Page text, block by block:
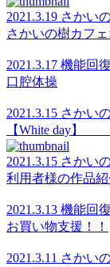
2021.3.19 さかい
さかいの樹カフ
2021.3.17 機能回
口腔体操
2021.3.15 さかい
【White day
2021.3.15 さかい
利用者様の作品
2021.3.13 機能回
お買い物支援！！
2021.3.11 さかい